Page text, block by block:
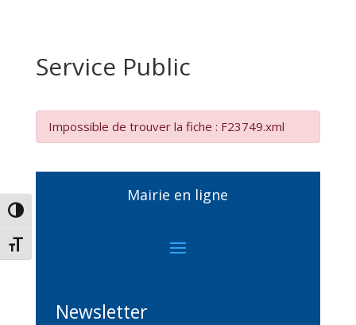
Passer en contraste élevé
Changer la taille de la police
Service Public
Impossible de trouver la fiche : F23749.xml
Mairie en ligne
Newsletter